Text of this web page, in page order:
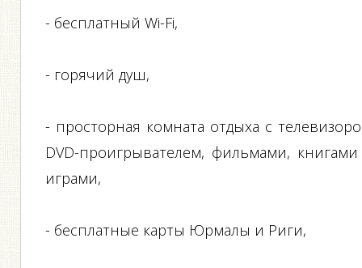
- бесплатный Wi-Fi,
- горячий душ,
- просторная комната отдыха с
DVD-проигрывателем, фильмами,
играми,
- бесплатные карты Юрмалы и Риги,